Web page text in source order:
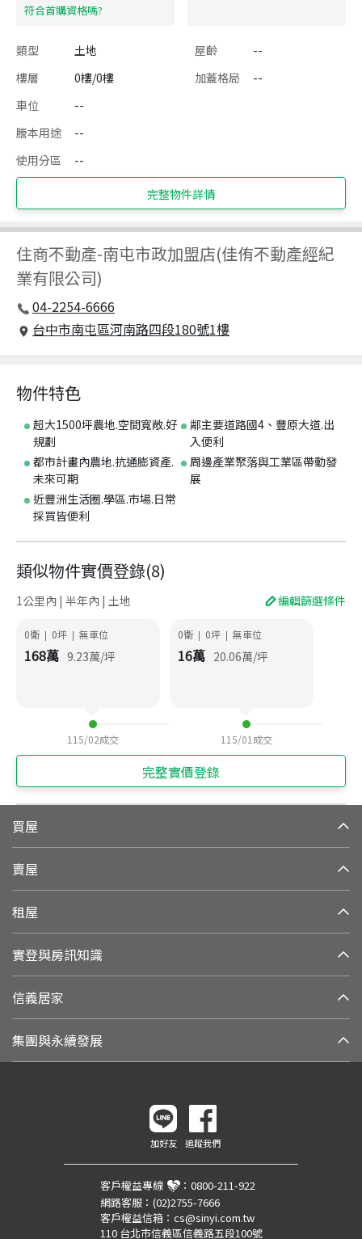
​符合首購資格嗎?
類型 土地 屋齡
--
樓層
0樓/0樓 加蓋格局
--
車位
--
謄本用途
--
使用分區
--
完整物件詳情
住商不動產-南屯市政加盟店(佳侑不動產經紀
業有限公司)
04-2254-6666
台中市南屯區河南路四段180號1樓
物件特色
超大1500坪農地.空間寬敞.好
規劃
鄰主要道路國4、豐原大道.出
入便利
都市計畫內農地.抗通膨資產.
未來可期
周邊產業聚落與工業區帶動發
展
近豐洲生活圈.學區.市場.日常
採買皆便利
類似物件實價登錄(8)
1公里內 | 半年內 | 土地 編輯篩選條件
0衛 | 0坪 | 無車位
168萬 9.23萬/坪
115/02成交
0衛 | 0坪 | 無車位
16萬 20.06萬/坪
115/01 成交
完整實價登錄
買屋
賣屋
租屋
實登與房訊知識
信義居家
集團與永續發展
加好友 追蹤我們
客戶權益專線 ： 0800-211-922
網路客服： (02)2755-7666
客戶權益信箱： cs@sinyi.com.tw
110 台北市信義區信義路五段100號